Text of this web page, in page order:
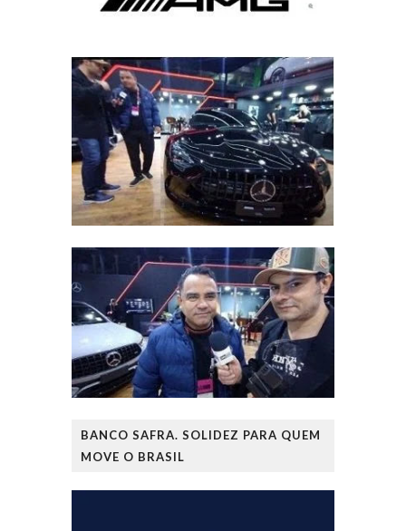
BANCO SAFRA. SOLIDEZ PARA QUEM
MOVE O BRASIL